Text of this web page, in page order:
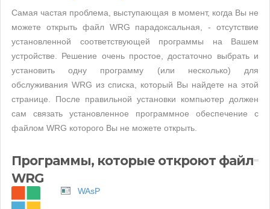
Самая частая проблема, выступающая в момент, когда Вы не
можете открыть файл WRG парадоксальная, - отсутствие
установленной соответствующей программы на Вашем
устройстве. Решение очень простое, достаточно выбрать и
установить одну программу (или несколько) для
обслуживания WRG из списка, который Вы найдете на этой
странице. После правильной установки компьютер должен
сам связать установленное программное обеспечение с
файлом WRG которого Вы не можете открыть.
Программы, которые откроют файл
WRG
WAsP